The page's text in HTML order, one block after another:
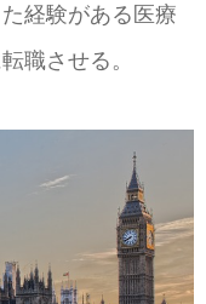
経験がある医療
転職させる。